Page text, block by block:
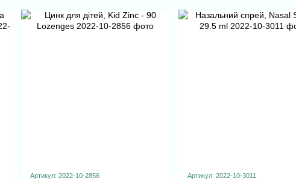
Артикул: 2022-10-2856 Артикул: 2022-10-3011